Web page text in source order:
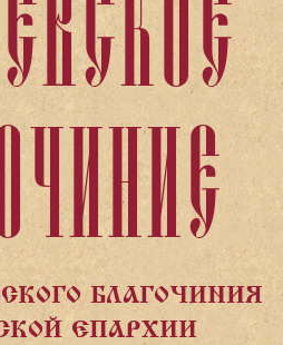
БЛАГОЧИНИЯ
ЕПАРХИИ